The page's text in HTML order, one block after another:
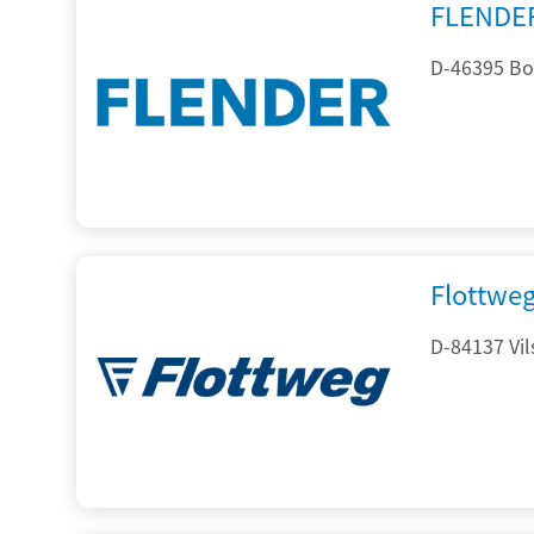
D-46395
D-84137